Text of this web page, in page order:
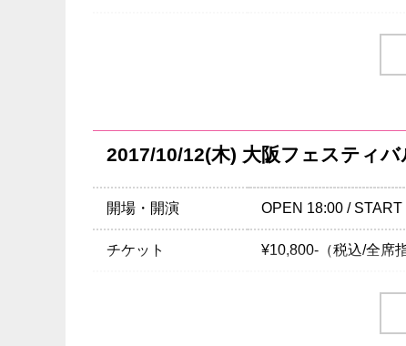
9/24(土)10:00am～
※小学生以上、チケ
企画/制作： Sony Music Associated
2017/10/12(木) 大阪フェスティ
開場・開演 OPEN 18:00 / START
チケット ¥10,800-（税込/全席
※小学生以上、チケ